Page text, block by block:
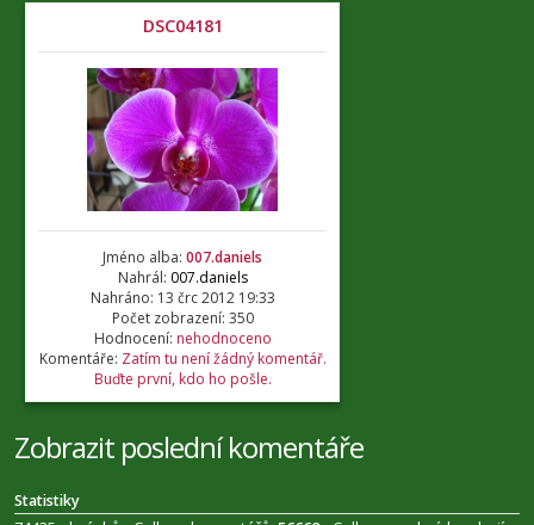
DSC04181
Jméno alba: 007.daniels
Nahrál: 007.daniels
Nahráno: 13 črc 2012 19:33
Počet zobrazení: 350
Hodnocení: nehodnoceno
Komentáře: Zatím tu není žádný komentář.
Buďte první, kdo ho pošle.
Zobrazit poslední komentáře
Statistiky